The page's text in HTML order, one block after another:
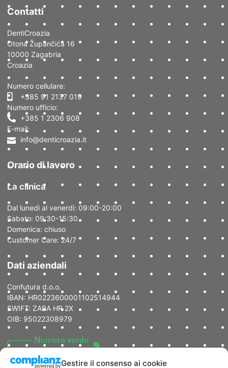
Gestire il consenso ai cookie
Contatti
DentiCroazia
Otona Župančića 16
10000 Zagabria
Croazia
Numero cellulare:
+385 91 2137 019
Numero ufficio:
+385 1 2306 908
E-mail:
info@denticroazia.it
Orario di lavoro
La clinica
Dal lunedì al venerdì: 09:00-20:00
Sabato: 09:30-15:30
Domenica: chiuso
Customer Care: 24/7
Dati aziendali
Confutura d.o.o.
IBAN: HR0223600001102514944
SWIFT: ZABA HR 2X
OIB: 95022308979